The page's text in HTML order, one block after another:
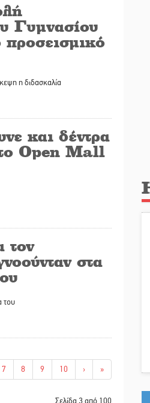
Γυμνασίου
η διδασκαλία
και δέντρα
Open Mall
τον
στα
του
7 8 9 10 › »
Σελίδα 3 από 100